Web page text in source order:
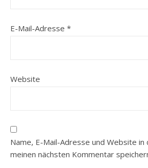
E-Mail-Adresse *
Website
Name, E-Mail-Adresse und Website
meinen nächsten Kommentar